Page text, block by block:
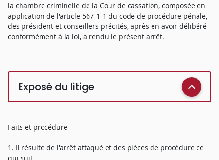
la chambre criminelle de la Cour de cassation, composée en
application de l'article 567-1-1 du code de procédure pénale,
des président et conseillers précités, après en avoir délibéré
conformément à la loi, a rendu le présent arrêt.
Exposé du litige
Faits et procédure
1. Il résulte de l'arrêt attaqué et des pièces de procédure ce
qui suit.